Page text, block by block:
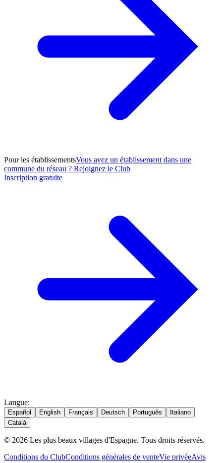
Pour les établissementsVous avez un établissement dans une
commune du réseau ? Rejoignez le Club
Inscription gratuite
Langue:
Español English Français Deutsch Português
Italiano
Català
© 2026 Les plus beaux villages d'Espagne. Tous droits réservés.
Conditions du ClubConditions générales de venteVie privéeAvis